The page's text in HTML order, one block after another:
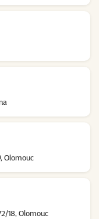
Olomouc
18, Olomouc